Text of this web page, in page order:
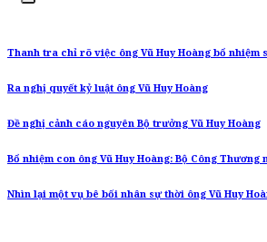
Thanh tra chỉ rõ việc ông Vũ Huy Hoàng bổ nhiệm
Ra nghị quyết kỷ luật ông Vũ Huy Hoàng
Đề nghị cảnh cáo nguyên Bộ trưởng Vũ Huy Hoàng
Bổ nhiệm con ông Vũ Huy Hoàng: Bộ Công
Nhìn lại một vụ bê bối nhân sự thời ông Vũ Huy